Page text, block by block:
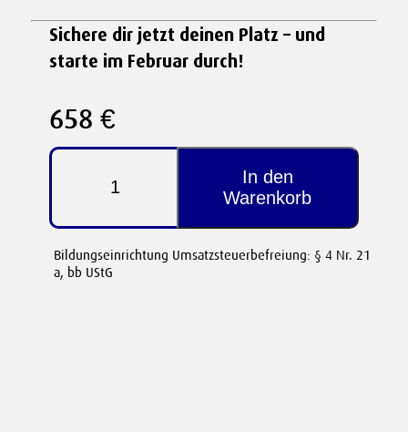
Sichere dir jetzt deinen Platz – und
starte im Februar durch!
658 €
Niederländisch
bis
Level
In den
Warenkorb
Bildungseinrichtung Umsatzsteuerbefreiung: § 4 Nr. 21
a, bb UStG